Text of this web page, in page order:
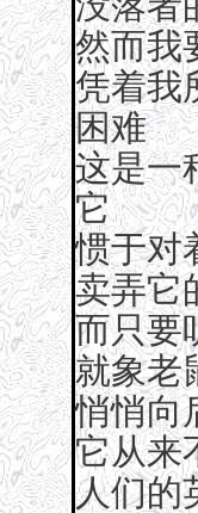
然而我
凭着我
困难
这是一
它
惯于对
卖弄它
而只要
就象老
悄悄向
它从来
人们的